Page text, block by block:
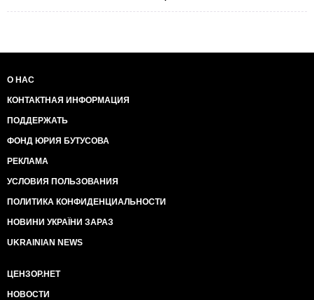
О НАС
КОНТАКТНАЯ ИНФОРМАЦИЯ
ПОДДЕРЖАТЬ
ФОНД ЮРИЯ БУТУСОВА
РЕКЛАМА
УСЛОВИЯ ПОЛЬЗОВАНИЯ
ПОЛИТИКА КОНФИДЕНЦИАЛЬНОСТИ
НОВИНИ УКРАЇНИ ЗАРАЗ
UKRAINIAN NEWS
ЦЕНЗОР.НЕТ
НОВОСТИ